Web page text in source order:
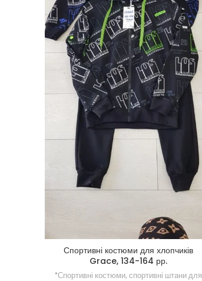
Спортивні костюми для хлопчиків
Grace, 134-164 рр.
*Спортивні костюми, спортивні штани для